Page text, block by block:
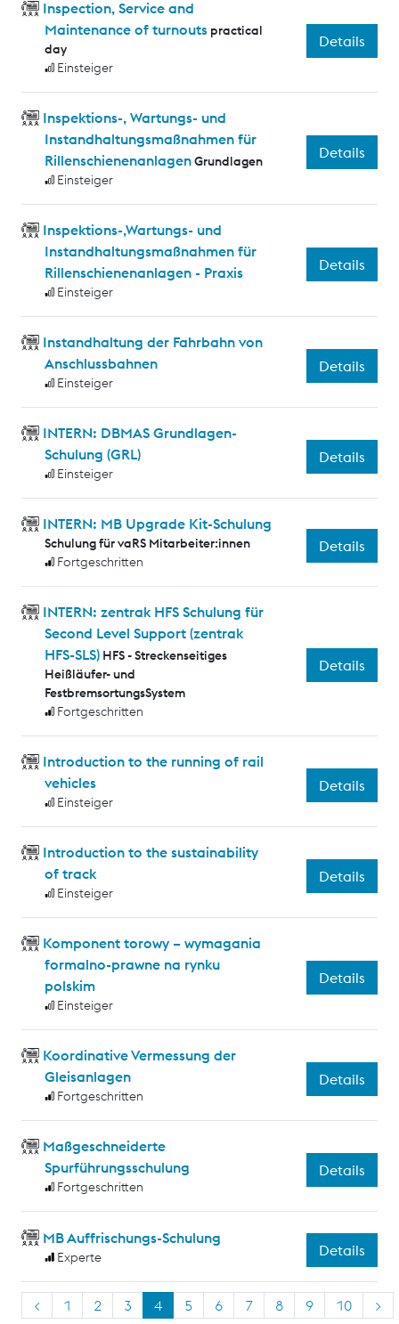
Inspection, Service and
Maintenance of turnouts practical
day
Einsteiger
Details
Inspektions-, Wartungs- und
Instandhaltungsmaßnahmen für
RillenschienenanlagenGrundlagen
Einsteiger
Details
Inspektions-,Wartungs- und
Instandhaltungsmaßnahmen für
Rillenschienenanlagen - Praxis
Einsteiger
Details
Instandhaltung der Fahrbahn von
Anschlussbahnen
Einsteiger
Details
INTERN: DBMAS Grundlagen-
Schulung (GRL)
Einsteiger
Details
INTERN: MB Upgrade Kit-Schulung
Schulung für vaRS Mitarbeiter:innen
Fortgeschritten
Details
INTERN: zentrak HFS Schulung für
Second Level Support (zentrak
HFS-SLS) HFS - Streckenseitiges
Heißläufer- und
FestbremsortungsSystem
Fortgeschritten
Details
Introduction to the running of rail
vehicles
Einsteiger
Details
Introduction to the sustainability
of track
Einsteiger
Details
Komponent torowy – wymagania
formalno-prawne na rynku
polskim
Einsteiger
Details
Koordinative Vermessung der
Gleisanlagen
Fortgeschritten
Details
Maßgeschneiderte
Spurführungsschulung
Fortgeschritten
Details
MB Auffrischungs-Schulung
Experte Details
< 1 2 3 4 5 6 7 8 9 10 >